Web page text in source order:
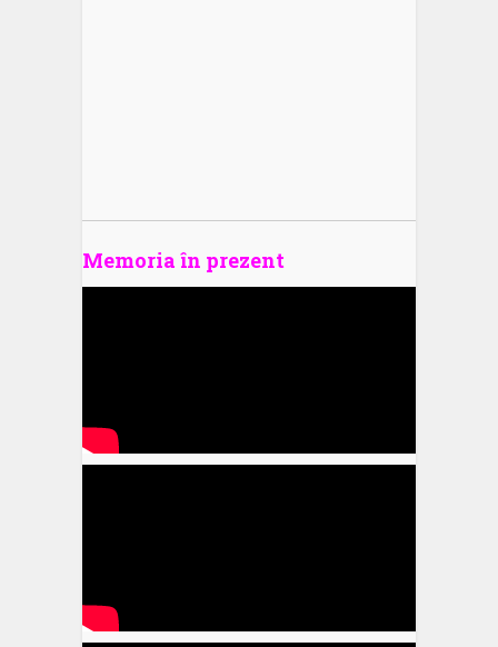
Memoria în prezent